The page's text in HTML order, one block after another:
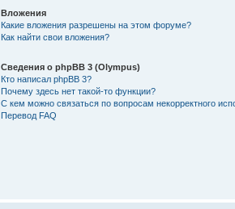
Вложения
Какие вложения разрешены на этом форуме?
Как найти свои вложения?
Сведения о phpBB 3 (Olympus)
Кто написал phpBB 3?
Почему здесь нет такой-то функции?
С кем можно связаться по вопросам некорректного
Перевод FAQ